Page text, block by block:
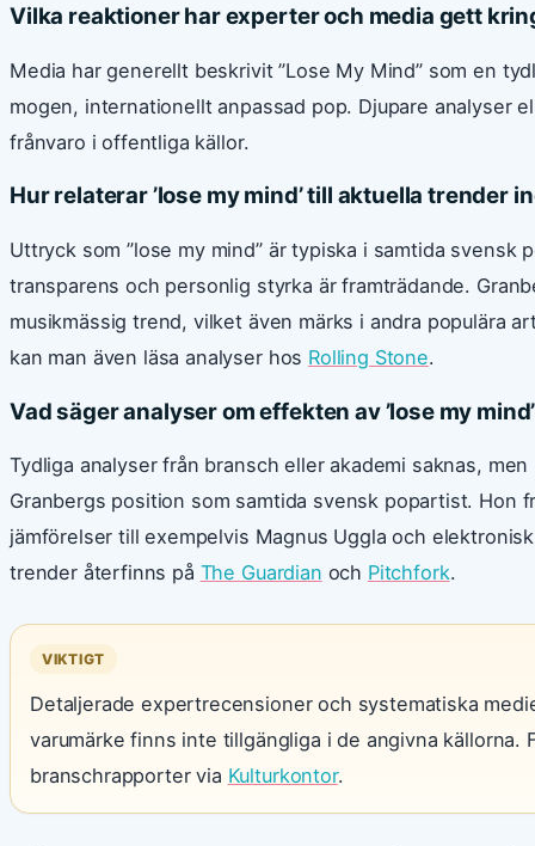
Vilka reaktioner har experter och media gett kring
Media har generellt beskrivit ”Lose My Mind” som en
mogen, internationellt anpassad pop. Djupare analyser
frånvaro i offentliga källor.
Hur relaterar ’lose my mind’ till aktuella trender
Uttryck som ”lose my mind” är typiska i samtida svensk
transparens och personlig styrka är framträdande.
musikmässig trend, vilket även märks i andra populära
kan man även läsa analyser hos Rolling Stone.
Vad säger analyser om effekten av ’lose my
Tydliga analyser från bransch eller akademi saknas,
Granbergs position som samtida svensk popartist. Hon
jämförelser till exempelvis Magnus Uggla och
trender återfinns på The Guardian och Pitchfork.
VIKTIGT
Detaljerade expertrecensioner och systematiska
varumärke finns inte tillgängliga i de angivna
branschrapporter via Kulturkontor.